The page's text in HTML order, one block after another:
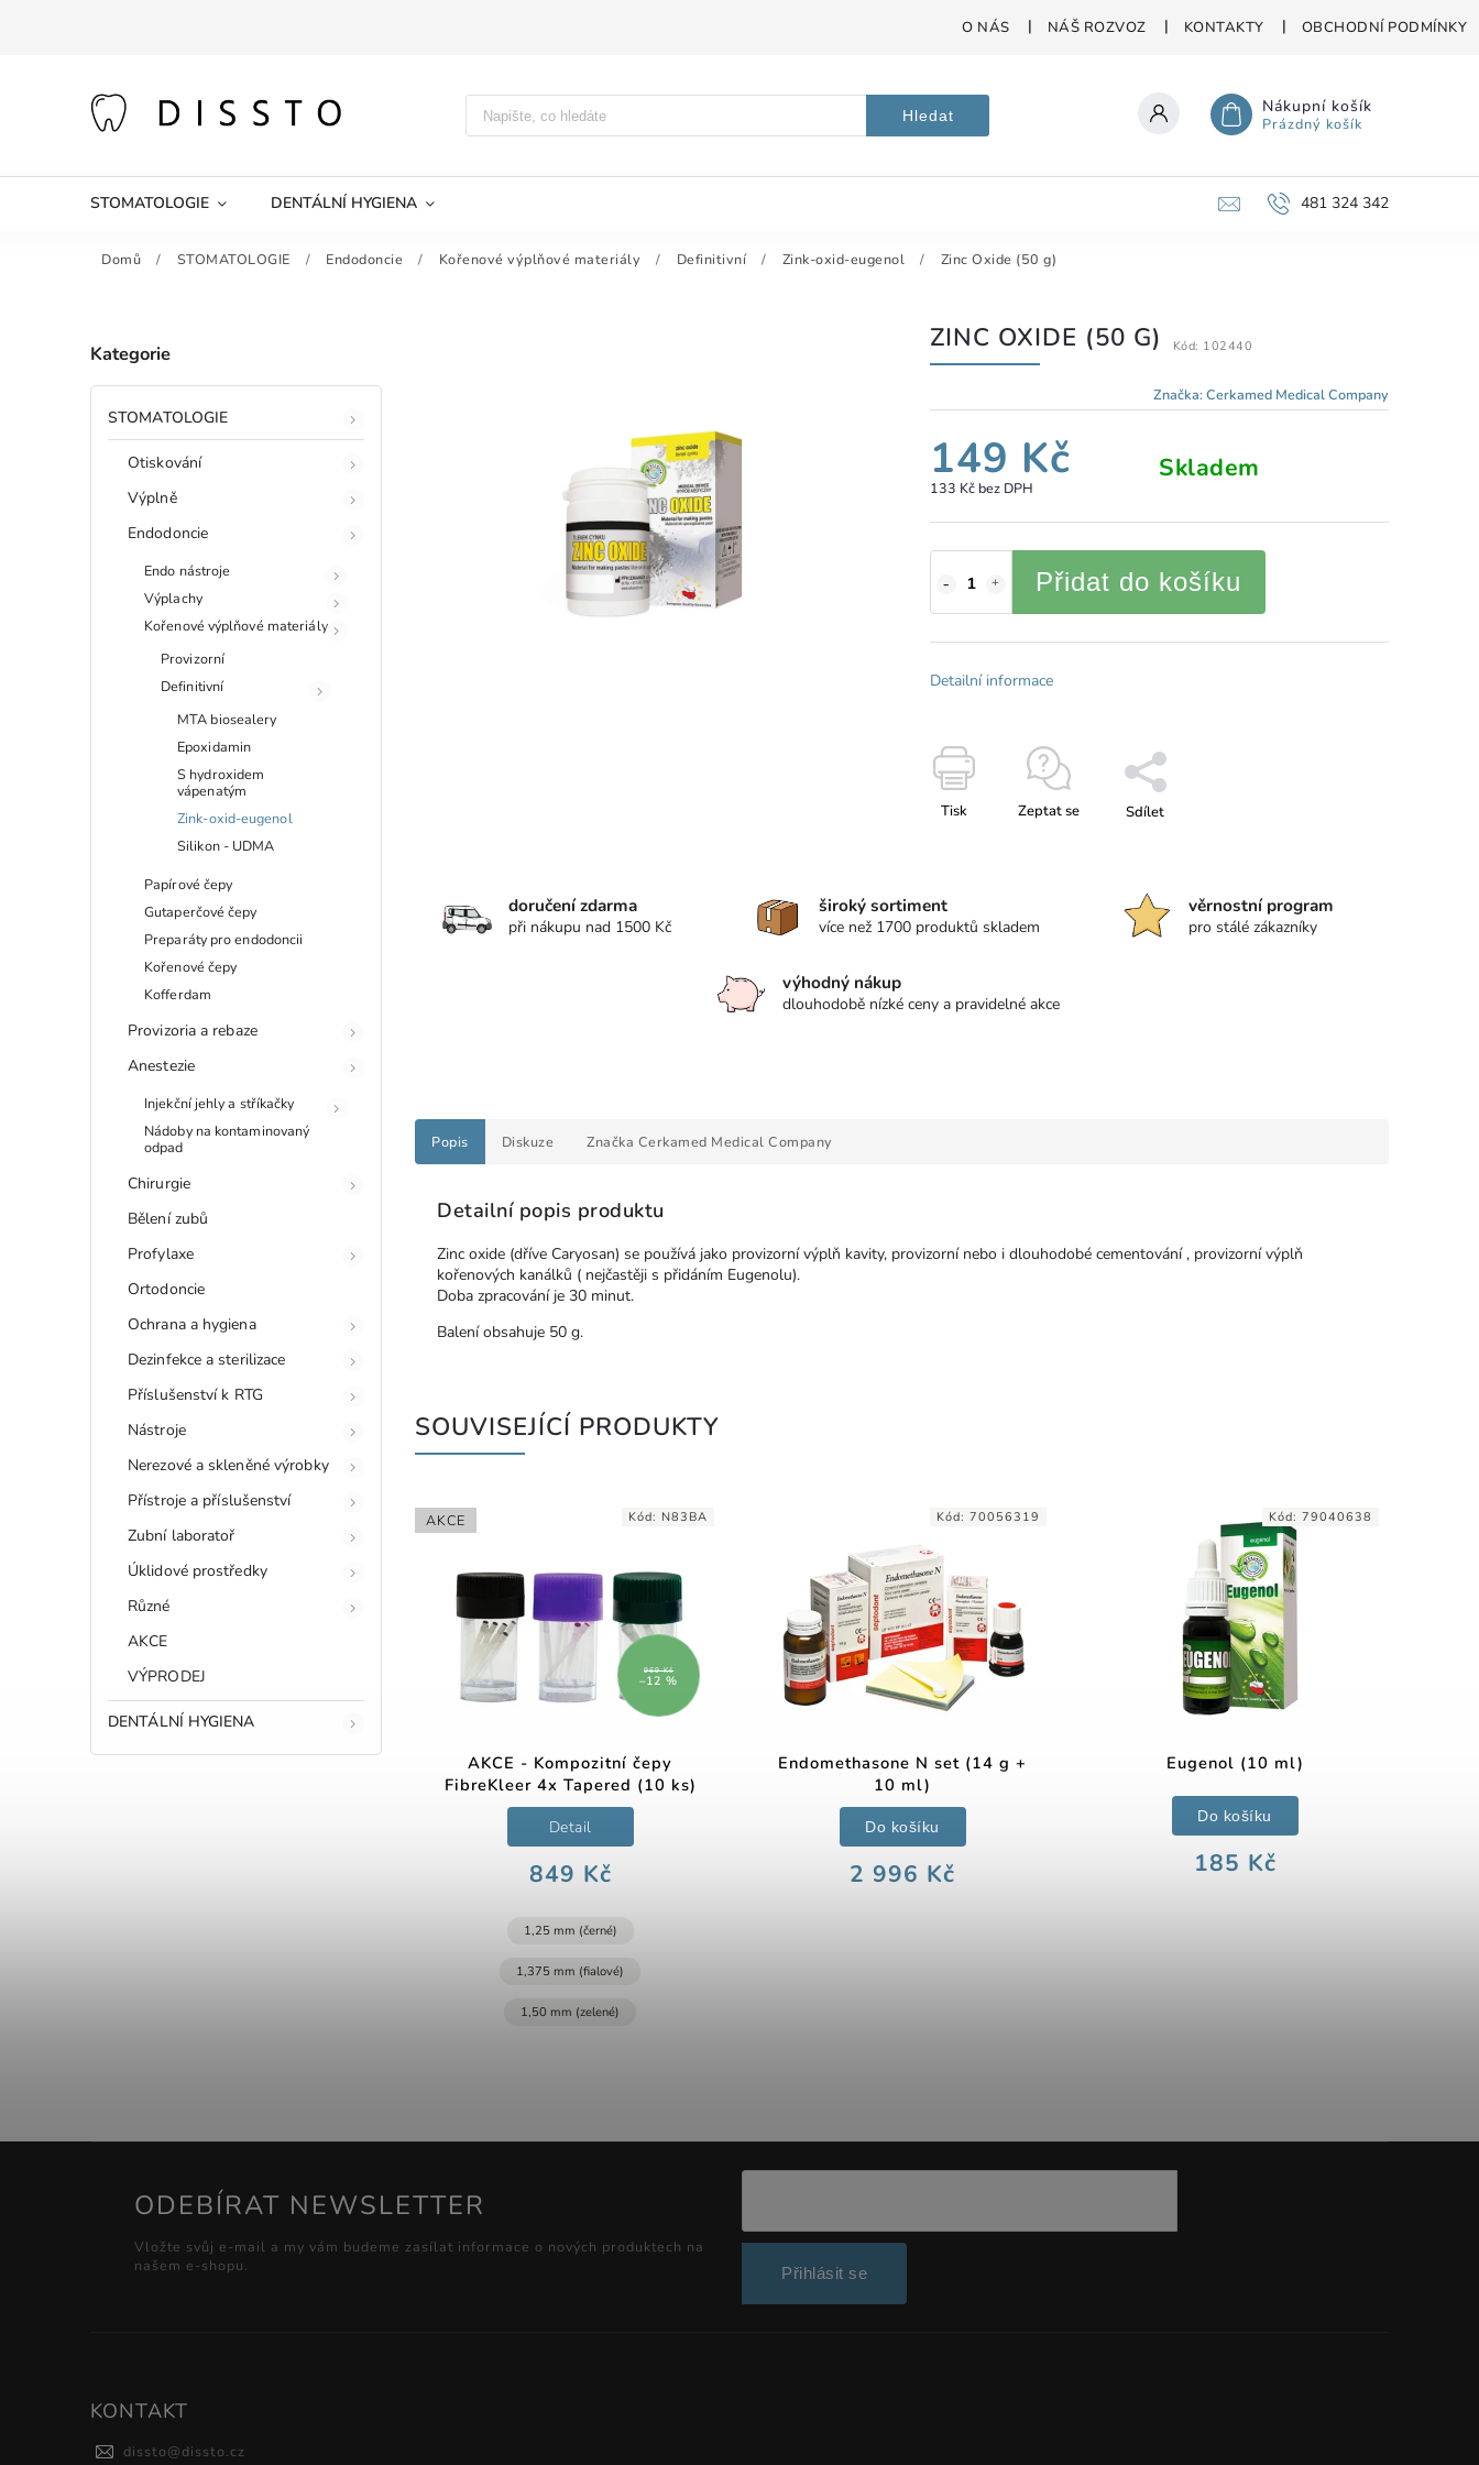
O NÁS NÁŠ ROZVOZ KONTAKTY OBCHODNÍ PODMÍNKY
Hledat Nákupní košík
Prázdný košík
STOMATOLOGIE DENTÁLNÍ HYGIENA 481 324 342
Domů / STOMATOLOGIE / Endodoncie / Kořenové výplňové materiály / Definitivní / Zink-oxid-eugenol / Zinc Oxide (50 g)
Kategorie
STOMATOLOGIE
Otiskování
Výplně
Endodoncie
Endo nástroje
Výplachy
Kořenové výplňové materiály
Provizorní
Definitivní
MTA biosealery
Epoxidamin
S hydroxidem
vápenatým
Zink-oxid-eugenol
Silikon - UDMA
Papírové čepy
Gutaperčové čepy
Preparáty pro endodoncii
Kořenové čepy
Kofferdam
Provizoria a rebaze
Anestezie
Injekční jehly a stříkačky
Nádoby na kontaminovaný
odpad
Chirurgie
Bělení zubů
Profylaxe
Ortodoncie
Ochrana a hygiena
Dezinfekce a sterilizace
Příslušenství k RTG
Nástroje
Nerezové a skleněné výrobky
Přístroje a příslušenství
Zubní laboratoř
Úklidové prostředky
Různé
AKCE
VÝPRODEJ
DENTÁLNÍ HYGIENA
ZINC OXIDE (50 G) Kód: 102440
Značka:Cerkamed Medical Company
149 Kč
133 Kč bez DPH
Skladem
Přidat do košíku
Detailní informace
Tisk Zeptat se Sdílet
doručení zdarma
při nákupu nad 1500 Kč
široký sortiment
více než 1700 produktů skladem
věrnostní program
pro stálé zákazníky
výhodný nákup
dlouhodobě nízké ceny a pravidelné akce
Popis Diskuze Značka Cerkamed Medical Company
Detailní popis produktu
Zinc oxide (dříve Caryosan) se používá jako provizorní výplň kavity, provizorní nebo i dlouhodobé cementování , provizorní výplň
kořenových kanálků ( nejčastěji s přidáním Eugenolu).
Doba zpracování je 30 minut.
Balení obsahuje 50 g.
SOUVISEJÍCÍ PRODUKTY
AKCE
969 Kč
–12 %
AKCE - Kompozitní čepy
FibreKleer 4x Tapered (10 ks)
849 Kč
Detail
1,25 mm (černé)
1,375 mm (fialové)
1,50 mm (zelené)
Kód: N83BA
Endomethasone N set (14 g +
10 ml)
2 996 Kč
Do košíku
Kód: 70056319
Eugenol (10 ml)
185 Kč
Do košíku
Kód: 79040638
ODEBÍRAT NEWSLETTER
Vložte svůj e-mail a my vám budeme zasílat informace o nových produktech na
našem e-shopu.
Přihlásit se
KONTAKT
dissto@dissto.cz